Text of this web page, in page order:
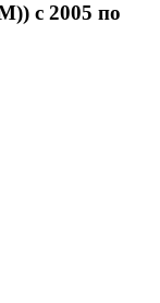
с 2005 по